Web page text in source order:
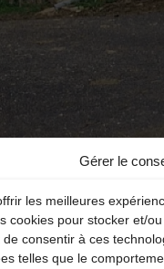
Gérer le
les meilleures
cookies pour stocker et/
de consentir à ces
telles que le
d’Auvergne)